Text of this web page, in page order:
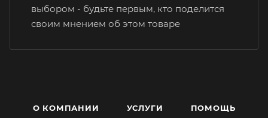
выбором - будьте первым, кто поделится
своим мнением об этом товаре
О КОМПАНИИ УСЛУГИ ПОМОЩЬ